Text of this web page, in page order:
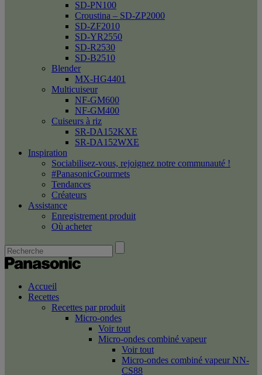
SD-PN100
Croustina – SD-ZP2000
SD-ZF2010
SD-YR2550
SD-R2530
SD-B2510
Blender
MX-HG4401
Multicuiseur
NF-GM600
NF-GM400
Cuiseurs à riz
SR-DA152KXE
SR-DA152WXE
Inspiration
Sociabilisez-vous, rejoignez notre communauté !
#PanasonicGourmets
Tendances
Créateurs
Assistance
Enregistrement produit
Où acheter
Accueil
Recettes
Recettes par produit
Micro-ondes
Voir tout
Micro-ondes combiné vapeur
Voir tout
Micro-ondes combiné vapeur NN-
CS88